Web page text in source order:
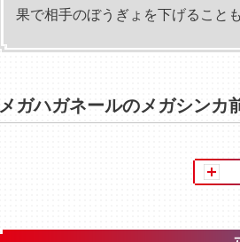
果で相手のぼうぎょを下げること
メガハガネールのメガシンカ